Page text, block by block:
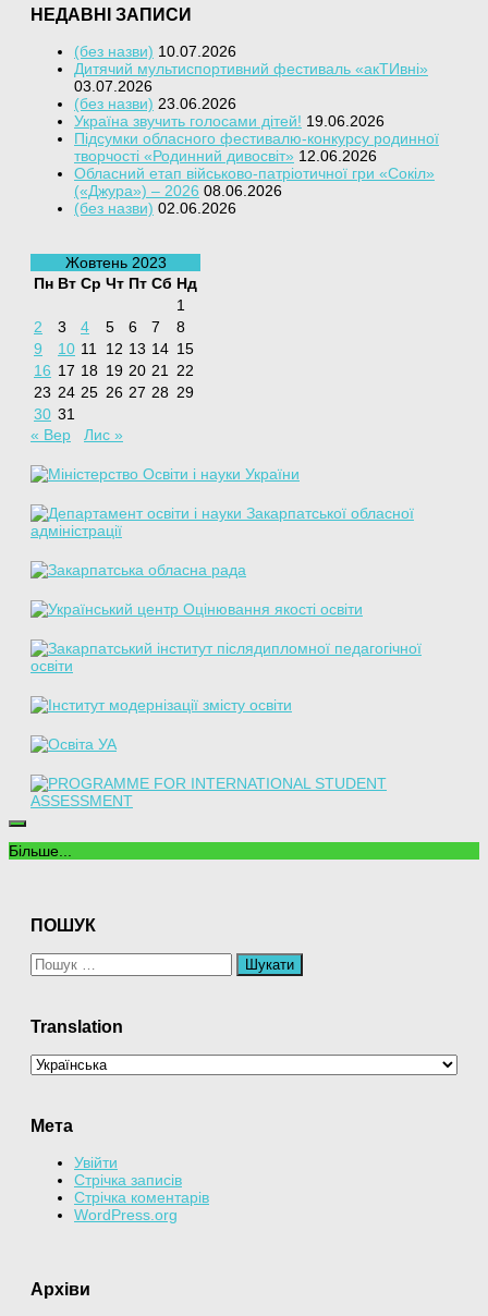
НЕДАВНІ ЗАПИСИ
(без назви) 10.07.2026
Дитячий мультиспортивний фестиваль «акТИвні»
03.07.2026
(без назви) 23.06.2026
Україна звучить голосами дітей! 19.06.2026
Підсумки обласного фестивалю-конкурсу родинної
творчості «Родинний дивосвіт» 12.06.2026
Обласний етап військово-патріотичної гри «Сокіл»
(«Джура») – 2026 08.06.2026
(без назви) 02.06.2026
Жовтень 2023
Пн Вт Ср Чт Пт Сб Нд
1
2
3 4 5 6 7
8
9
10 11 12 13 14 15
16 17 18 19 20 21
22
23 24 25 26 27 28 29
30 31
« Вер
Лис »
Більше...
ПОШУК
Пошук:
Translation
Мета
Увійти
Стрічка записів
Стрічка коментарів
WordPress.org
Архіви